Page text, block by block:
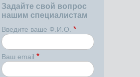
Задайте свой вопрос
нашим специалистам
Введите ваше Ф.И.О. *
Ваш email *